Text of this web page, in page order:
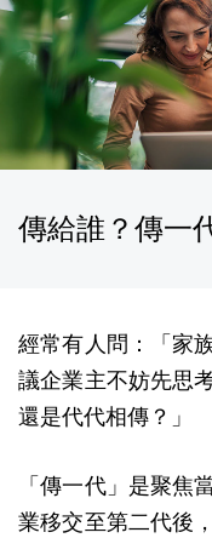
傳給誰？傳一
經常有人問：「家
議企業主不妨先思
還是代代相傳？」
「傳一代」是聚焦
業移交至第二代後